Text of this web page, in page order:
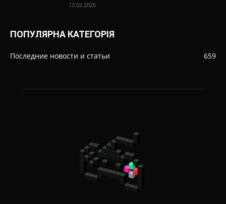
13.02.2026
ПОПУЛЯРНА КАТЕГОРІЯ
Последние новости и статьи 659